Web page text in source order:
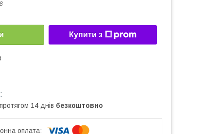
Купити з
14 днів безкоштовно